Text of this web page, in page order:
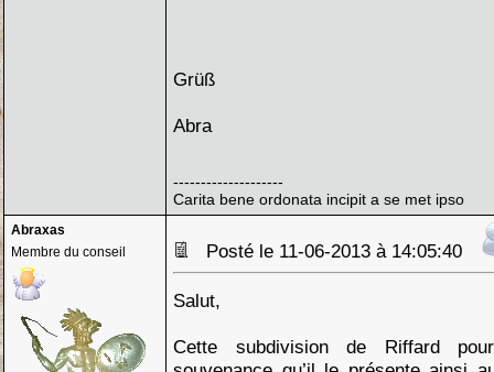
Grüß
Abra
--------------------
Carita bene ordonata incipit a se met ipso
Abraxas
Membre du conseil
Posté le 11-06-2013 à 14:05:40
Salut,
Cette subdivision de Riffard